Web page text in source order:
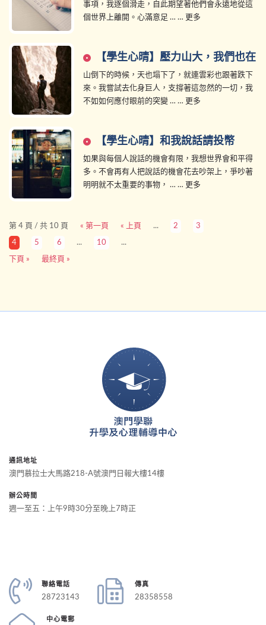
事項，我逐個滑走，自此期望著他們會永遠地從這
個世界上離開。心滿意足 … … 更多
【學生心晴】壓力山大，我們也在
山倒下的時候，天也塌下了，就連雲彩也跟著跌下
來。我嘗試去化身巨人，支撐著這忽然的一切，我
不如如何應付眼前的突變 … … 更多
【學生心晴】和我說話請投幣
如果與每個人說話的機會有限，我想世界會和平得
多。不會再有人把說話的機會花去吵架上，爭吵著
明明就不太重要的事物， … … 更多
第 4 頁 / 共 10 頁 « 第一頁 « 上頁 ... 2 3
4 5 6 ... 10 ...
下頁 » 最終頁 »
聯絡電話
28723143
傳真
28358558
中心電郵
通訊地址
澳門慕拉士大馬路218-A號澳門日報大樓14樓
辦公時間
週一至五：上午9時30分至晚上7時正